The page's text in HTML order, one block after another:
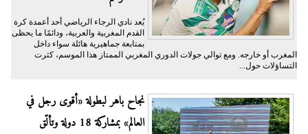
يُعد نادي الرجاء الرياضي أحد أعمدة كرة
القدم المغربية والعربية، ودائمًا ما يحظى
بمتابعة جماهيرية هائلة سواء داخل
المغرب أو خارجه. ومع توالي جولات الدوري المغربي الممتاز هذا الموسم، كثرت
التساؤلات حول...
نجاح باهر لبطولة «أقوى رجل في
العالم» بمشاركة 18 دولة وتألّق